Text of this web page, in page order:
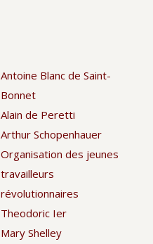
Antoine Blanc de Saint-
Bonnet
Alain de Peretti
Arthur Schopenhauer
Organisation des jeunes
travailleurs
révolutionnaires
Theodoric Ier
Mary Shelley